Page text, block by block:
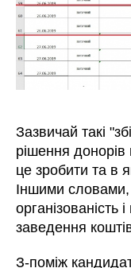
Зазвичай такі
рішення
це зробити та в
Іншими
організованість
заведення
З-поміж